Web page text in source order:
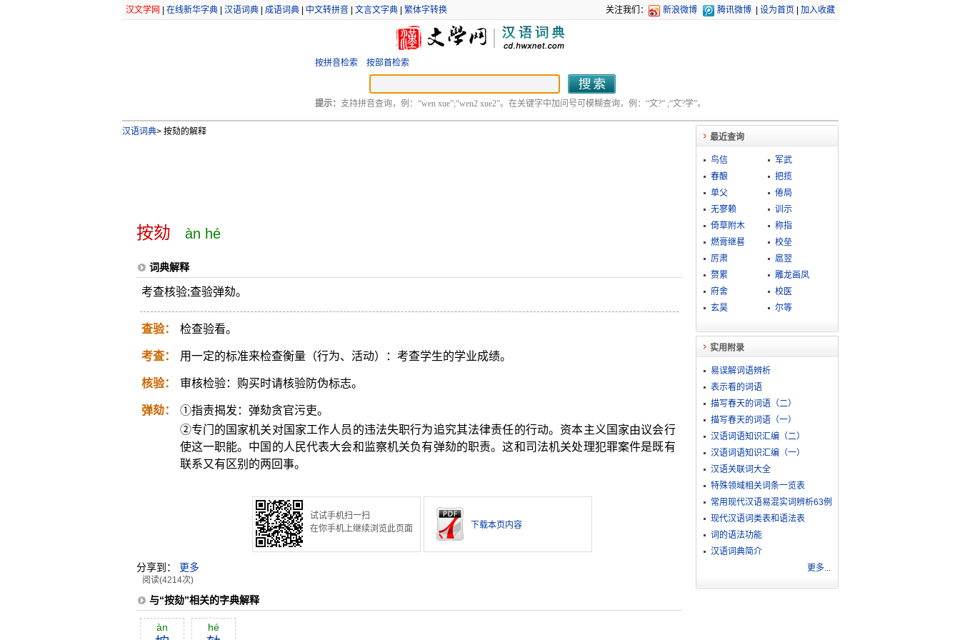
汉文学网 在线新华字典| 汉语词典| 成语词典| 中文转拼音| 文言文字典| 繁体字转换 关注我们： 新浪微博 腾讯微博 设为首页 加入收藏
按拼音检索 按部首检索
提示： 支持拼音查询，例：“wen xue”;“wen2 xue2”。在关键字中加问号可模糊查询，例：“文?” ;“文?学”。
汉语词典>按劾的解释
按劾 àn hé
词典解释
考查核验;查验弹劾。
查验： 检查验看。
考查： 用一定的标准来检查衡量（行为、活动）：考查学生的学业成绩。
核验： 审核检验：购买时请核验防伪标志。
弹劾：
①指责揭发：弹劾贪官污吏。
②专门的国家机关对国家工作人员的违法失职行为追究其法律责任的行动。资本主义国家由议会行
使这一职能。中国的人民代表大会和监察机关负有弹劾的职责。这和司法机关处理犯罪案件是既有
联系又有区别的两回事。
试试手机扫一扫
在你手机上继续浏览此页面
下载本页内容
分享到： 更多
阅读(4214次)
与“按劾”相关的字典解释
àn hé
最近查询
鸟信
军武
春酿
把揽
单父
倦局
无寥赖
训示
倚草附木
称指
燃膏继晷
校垒
厉肃
扈翌
赘累
雕龙画凤
府舍
校医
玄昊
尔等
实用附录
易误解词语辨析
表示看的词语
描写春天的词语（二）
描写春天的词语（一）
汉语词语知识汇编（二）
汉语词语知识汇编（一）
汉语关联词大全
特殊领域相关词条一览表
常用现代汉语易混实词辨析63例
现代汉语词类表和语法表
词的语法功能
汉语词典简介
更多...